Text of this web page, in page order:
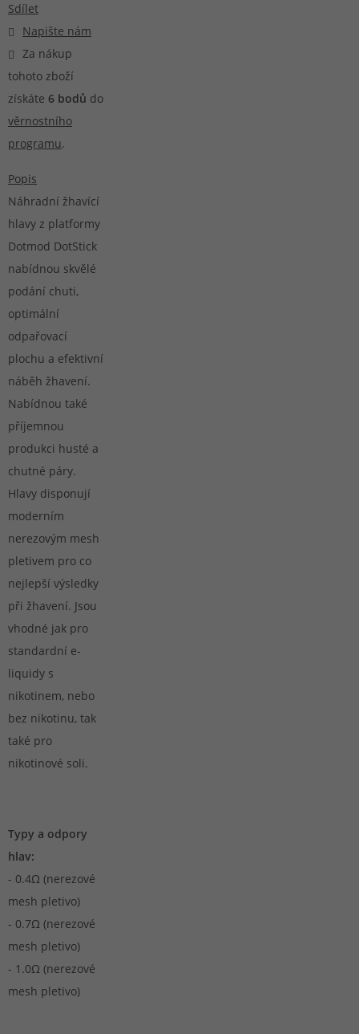
Sdílet
Napište nám
Za nákup
tohoto zboží
získáte 6 bodů do
věrnostního
programu.
Popis
Náhradní žhavící
hlavy z platformy
Dotmod DotStick
nabídnou skvělé
podání chuti,
optimální
odpařovací
plochu a efektivní
náběh žhavení.
Nabídnou také
příjemnou
produkci husté a
chutné páry.
Hlavy disponují
moderním
nerezovým mesh
pletivem pro co
nejlepší výsledky
při žhavení. Jsou
vhodné jak pro
standardní e-
liquidy s
nikotinem, nebo
bez nikotinu, tak
také pro
nikotinové soli.
Typy a odpory
hlav:
- 0.4Ω (nerezové
mesh pletivo)
- 0.7Ω (nerezové
mesh pletivo)
- 1.0Ω (nerezové
mesh pletivo)